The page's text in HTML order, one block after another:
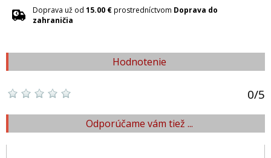
Doprava už od 15.00 €prostredníctvom Doprava do
zahraničia
Hodnotenie
0/5
Odporúčame vám tiež ...